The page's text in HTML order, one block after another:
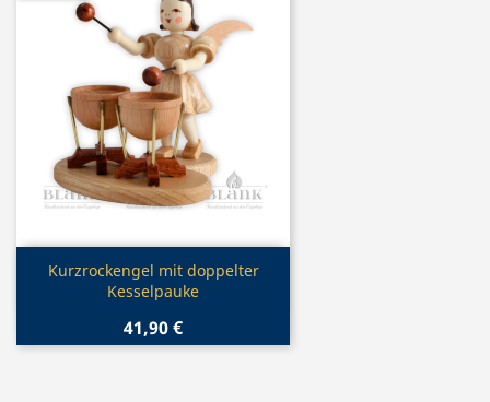
Vorschau
Kurzrockengel mit doppelter
Kesselpauke
41,90 €